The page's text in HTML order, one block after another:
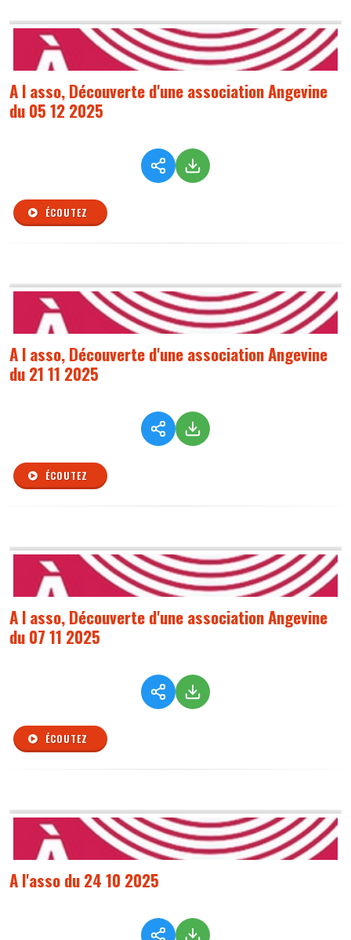
A l asso, Découverte d'une association Angevine
du 05 12 2025
ÉCOUTEZ
A l asso, Découverte d'une association Angevine
du 21 11 2025
ÉCOUTEZ
A l asso, Découverte d'une association Angevine
du 07 11 2025
ÉCOUTEZ
A l'asso du 24 10 2025